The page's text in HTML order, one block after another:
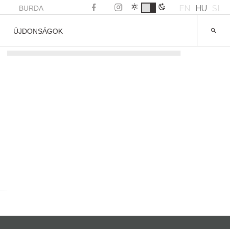
BURDA EN HU SL
ÚJDONSÁGOK